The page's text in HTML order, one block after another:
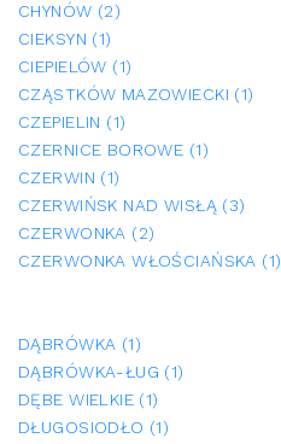
CHYNÓW (2)
CIEKSYN (1)
CIEPIELÓW (1)
CZĄSTKÓW MAZOWIECKI (1)
CZEPIELIN (1)
CZERNICE BOROWE (1)
CZERWIN (1)
CZERWIŃSK NAD WISŁĄ (3)
CZERWONKA (2)
CZERWONKA WŁOŚCIAŃSKA (1)
DĄBRÓWKA (1)
DĄBRÓWKA-ŁUG (1)
DĘBE WIELKIE (1)
DŁUGOSIODŁO (1)